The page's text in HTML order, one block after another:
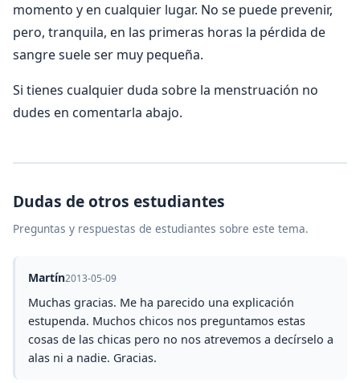
momento y en cualquier lugar. No se puede prevenir,
pero, tranquila, en las primeras horas la pérdida de
sangre suele ser muy pequeña.
Si tienes cualquier duda sobre la menstruación no
dudes en comentarla abajo.
Dudas de otros estudiantes
Preguntas y respuestas de estudiantes sobre este tema.
Martín2013-05-09
Muchas gracias. Me ha parecido una explicación
estupenda. Muchos chicos nos preguntamos estas
cosas de las chicas pero no nos atrevemos a decírselo a
alas ni a nadie. Gracias.